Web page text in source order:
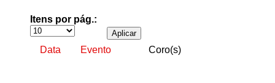
Itens por pág.:
Data Evento Coro(s)